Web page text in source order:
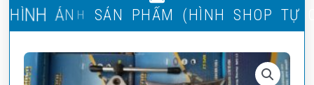
H N H ẢN H SẢ N P H ẨM (H N H S H O P TỰ